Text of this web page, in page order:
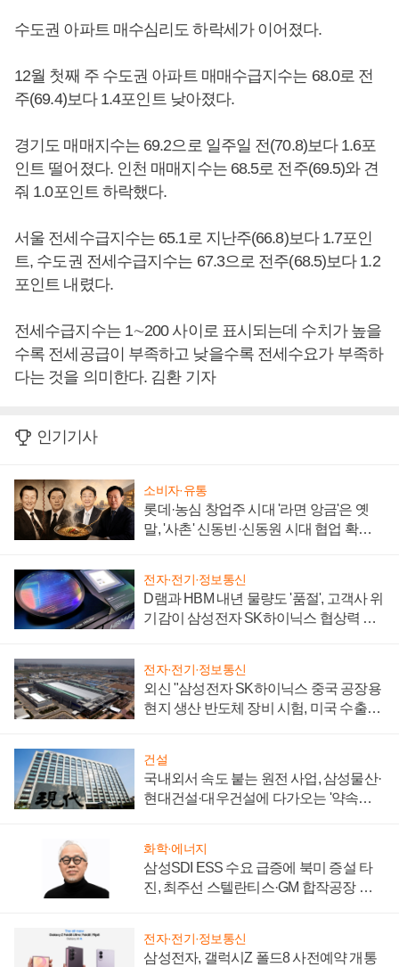
수도권 아파트 매수심리도 하락세가 이어졌다.
12월 첫째 주 수도권 아파트 매매수급지수는 68.0로 전
주(69.4)보다 1.4포인트 낮아졌다.
경기도 매매지수는 69.2으로 일주일 전(70.8)보다 1.6포
인트 떨어졌다. 인천 매매지수는 68.5로 전주(69.5)와 견
줘 1.0포인트 하락했다.
서울 전세수급지수는 65.1로 지난주(66.8)보다 1.7포인
트, 수도권 전세수급지수는 67.3으로 전주(68.5)보다 1.2
포인트 내렸다.
전세수급지수는 1∼200 사이로 표시되는데 수치가 높을
수록 전세공급이 부족하고 낮을수록 전세수요가 부족하
다는 것을 의미한다. 김환 기자
인기기사
소비자·유통
롯데·농심 창업주 시대 '라면 앙금'은 옛
말, '사촌' 신동빈·신동원 시대 협업 확대
전자·전기·정보통신
D램과 HBM 내년 물량도 '품절', 고객사 위
기감이 삼성전자 SK하이닉스 협상력 더
전자·전기·정보통신
외신 "삼성전자 SK하이닉스 중국 공장용
현지 생산 반도체 장비 시험, 미국 수출통
건설
국내외서 속도 붙는 원전 사업, 삼성물산·
현대건설·대우건설에 다가오는 '약속의
화학·에너지
삼성SDI ESS 수요 급증에 북미 증설 타
진, 최주선 스텔란티스·GM 합작공장 건
전자·전기·정보통신
삼성전자, 갤럭시Z 폴드8 사전예약 개통